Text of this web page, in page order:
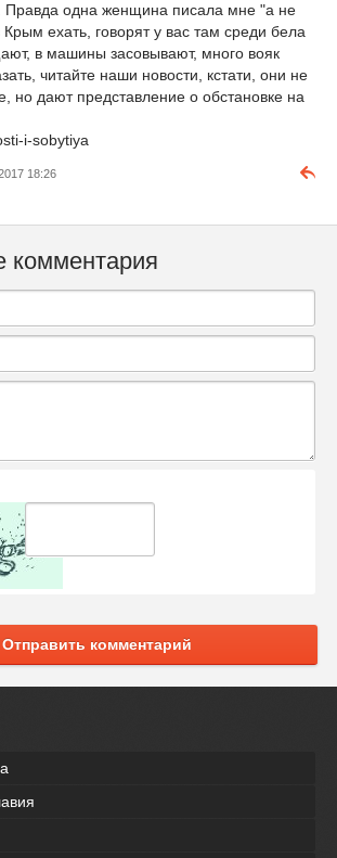
Правда одна женщина писала мне "а не
ехать, говорят у вас там среди бела
в машины засовывают, много вояк
читайте наши новости, кстати, они не
но дают представление о обстановке на
i-sobytiya
18:26
комментария
Отправить комментарий